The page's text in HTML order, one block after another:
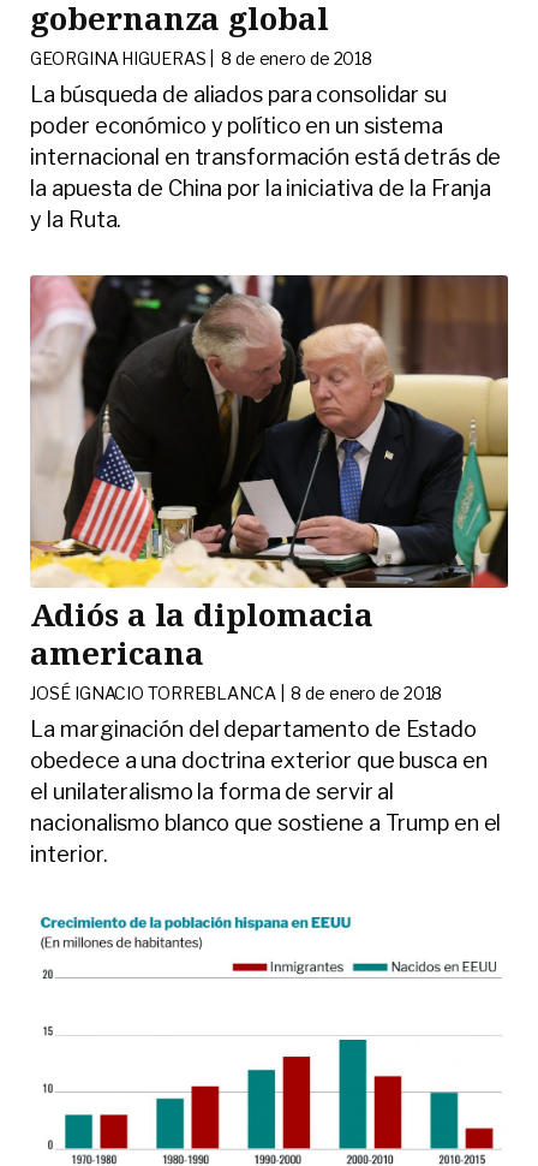
gobernanza global
GEORGINA HIGUERAS |8 de enero de 2018
La búsqueda de aliados para consolidar su
poder económico y político en un sistema
internacional en transformación está detrás de
la apuesta de China por la iniciativa de la Franja
y la Ruta.
Adiós a la diplomacia
americana
JOSÉ IGNACIO TORREBLANCA |8 de enero de 2018
La marginación del departamento de Estado
obedece a una doctrina exterior que busca en
el unilateralismo la forma de servir al
nacionalismo blanco que sostiene a Trump en el
interior.